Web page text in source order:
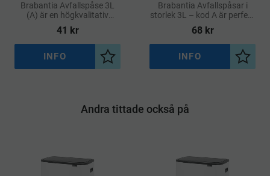
Brabantia Avfallspåse 3L
(A) är en högkvalitativ
soppåse designad för
perfekt passform i
Brabantias pedalhinkar med
kod A
41 kr
Lägg till i önskelista
INFO
Brabantia Avfallspåsar i
storlek 3L – kod A är perfekt
anpassade för Brabantia-
hinkar med motsvarande
volym
68kr
Lägg
INFO
Andra tittade också på